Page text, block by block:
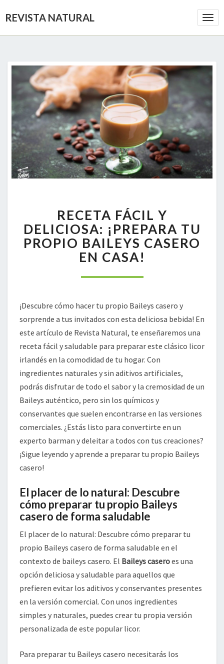
REVISTA NATURAL
FÁCIL
Y
DELICIOSA:
¡PREPARA
TU
BAILEYS
EN
CASA!
RECETA FÁCIL Y
DELICIOSA: ¡PREPARA TU
PROPIO BAILEYS CASERO
EN CASA!
¡Descubre cómo hacer tu propio Baileys casero y
sorprende a tus invitados con esta deliciosa bebida! En
este artículo de Revista Natural, te enseñaremos una
receta fácil y saludable para preparar este clásico licor
irlandés en la comodidad de tu hogar. Con
ingredientes naturales y sin aditivos artificiales,
podrás disfrutar de todo el sabor y la cremosidad de un
Baileys auténtico, pero sin los químicos y
conservantes que suelen encontrarse en las versiones
comerciales. ¿Estás listo para convertirte en un
experto barman y deleitar a todos con tus creaciones?
¡Sigue leyendo y aprende a preparar tu propio Baileys
casero!
El placer de lo natural: Descubre
cómo preparar tu propio Baileys
casero de forma saludable
El placer de lo natural: Descubre cómo preparar tu
propio Baileys casero de forma saludable en el
contexto de baileys casero. El Baileys caseroes una
opción deliciosa y saludable para aquellos que
prefieren evitar los aditivos y conservantes presentes
en la versión comercial. Con unos ingredientes
simples y naturales, puedes crear tu propia versión
personalizada de este popular licor.
Para preparar tu Baileys casero necesitarás los